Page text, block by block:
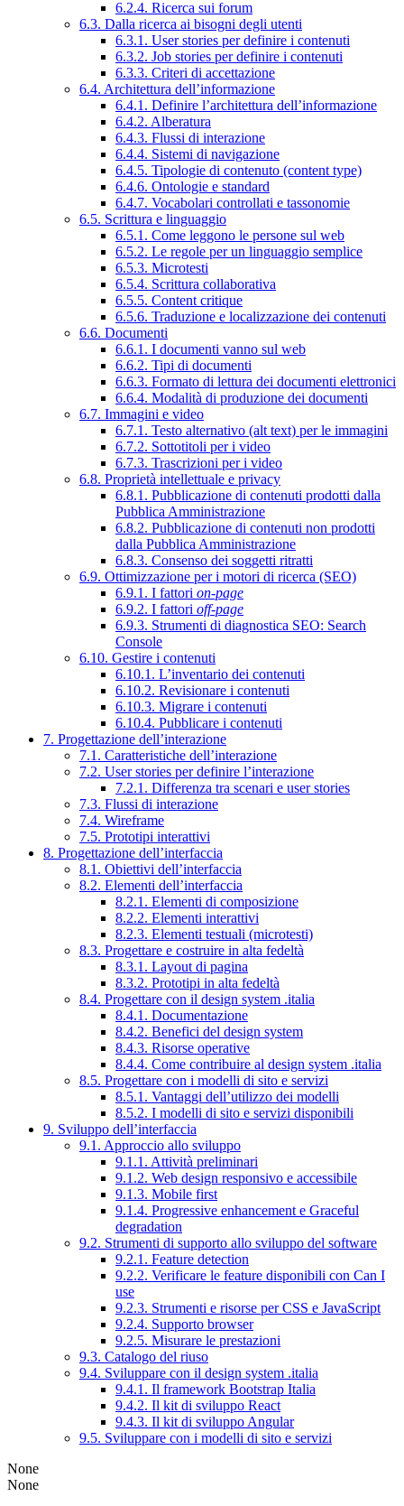
6.2.4. Ricerca sui forum
6.3. Dalla ricerca ai bisogni degli utenti
6.3.1. User stories per definire i contenuti
6.3.2. Job stories per definire i contenuti
6.3.3. Criteri di accettazione
6.4. Architettura dell’informazione
6.4.1. Definire l’architettura dell’informazione
6.4.2. Alberatura
6.4.3. Flussi di interazione
6.4.4. Sistemi di navigazione
6.4.5. Tipologie di contenuto (content type)
6.4.6. Ontologie e standard
6.4.7. Vocabolari controllati e tassonomie
6.5. Scrittura e linguaggio
6.5.1. Come leggono le persone sul web
6.5.2. Le regole per un linguaggio semplice
6.5.3. Microtesti
6.5.4. Scrittura collaborativa
6.5.5. Content critique
6.5.6. Traduzione e localizzazione dei contenuti
6.6. Documenti
6.6.1. I documenti vanno sul web
6.6.2. Tipi di documenti
6.6.3. Formato di lettura dei documenti elettronici
6.6.4. Modalità di produzione dei documenti
6.7. Immagini e video
6.7.1. Testo alternativo (alt text) per le immagini
6.7.2. Sottotitoli per i video
6.7.3. Trascrizioni per i video
6.8. Proprietà intellettuale e privacy
6.8.1. Pubblicazione di contenuti prodotti dalla
Pubblica Amministrazione
6.8.2. Pubblicazione di contenuti non prodotti
dalla Pubblica Amministrazione
6.8.3. Consenso dei soggetti ritratti
6.9. Ottimizzazione per i motori di ricerca (SEO)
6.9.1. I fattori on-page
6.9.2. I fattori off-page
6.9.3. Strumenti di diagnostica SEO: Search
Console
6.10. Gestire i contenuti
6.10.1. L’inventario dei contenuti
6.10.2. Revisionare i contenuti
6.10.3. Migrare i contenuti
6.10.4. Pubblicare i contenuti
7. Progettazione dell’interazione
7.1. Caratteristiche dell’interazione
7.2. User stories per definire l’interazione
7.2.1. Differenza tra scenari e user stories
7.3. Flussi di interazione
7.4. Wireframe
7.5. Prototipi interattivi
8. Progettazione dell’interfaccia
8.1. Obiettivi dell’interfaccia
8.2. Elementi dell’interfaccia
8.2.1. Elementi di composizione
8.2.2. Elementi interattivi
8.2.3. Elementi testuali (microtesti)
8.3. Progettare e costruire in alta fedeltà
8.3.1. Layout di pagina
8.3.2. Prototipi in alta fedeltà
8.4. Progettare con il design system .italia
8.4.1. Documentazione
8.4.2. Benefici del design system
8.4.3. Risorse operative
8.4.4. Come contribuire al design system .italia
8.5. Progettare con i modelli di sito e servizi
8.5.1. Vantaggi dell’utilizzo dei modelli
8.5.2. I modelli di sito e servizi disponibili
9. Sviluppo dell’interfaccia
9.1. Approccio allo sviluppo
9.1.1. Attività preliminari
9.1.2. Web design responsivo e accessibile
9.1.3. Mobile first
9.1.4. Progressive enhancement e Graceful
degradation
9.2. Strumenti di supporto allo sviluppo del software
9.2.1. Feature detection
9.2.2. Verificare le feature disponibili con Can I
use
9.2.3. Strumenti e risorse per CSS e JavaScript
9.2.4. Supporto browser
9.2.5. Misurare le prestazioni
9.3. Catalogo del riuso
9.4. Sviluppare con il design system .italia
9.4.1. Il framework Bootstrap Italia
9.4.2. Il kit di sviluppo React
9.4.3. Il kit di sviluppo Angular
9.5. Sviluppare con i modelli di sito e servizi
None
None